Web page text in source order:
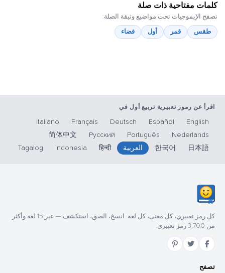
كلمات مفتاحية ذات صلة
تصفح الإيموجيات تحت مواضيع وثيقة الصلة:
طقس
قمر أول فضاء
اقرأ عن رموز تعبيرية تربيع أول في
English
Español
Deutsch
Français
Italiano
Nederlands
Português
Русский
简体中文
日本語
한국어 العربية हिन्दी
Indonesia
Tagalog
كل رمز تعبيري، كل معنى، كل لغة. انسخ، الصق، استكشف — عبر 15 لغة وأكثر
من 3,700 رمز تعبيري.
تصفح